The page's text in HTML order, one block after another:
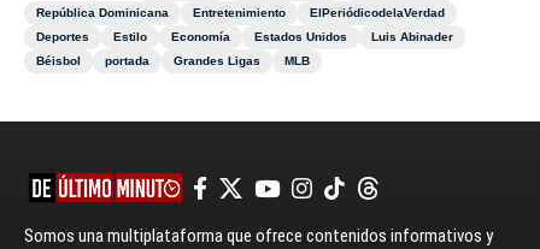
República Dominicana
Entretenimiento
ElPeriódicodelaVerdad
Deportes
Estilo Economía Estados Unidos
Luis Abinader
Béisbol
portada Grandes Ligas MLB
Somos una multiplataforma que ofrece contenidos informativos y